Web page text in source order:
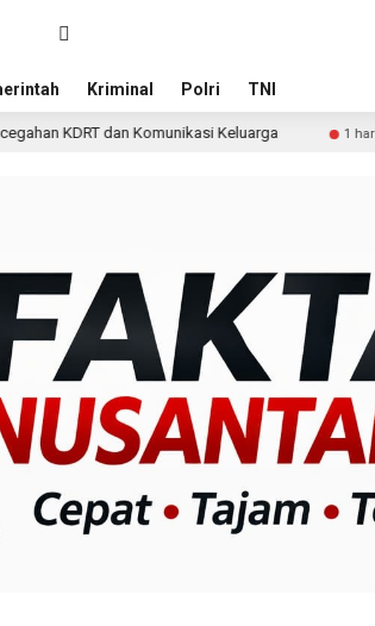
Kriminal Polri TNI
Keluarga 1 hari lalu KKN Undip